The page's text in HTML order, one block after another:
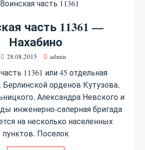
часть 11361 —
Нахабино
28.08.2015 admin
11361 или 45 отдельная
Берлинской орденов Кутузова,
Александра Невского и
инженерно-саперная бригада
на несколько населенных
пунктов. Поселок